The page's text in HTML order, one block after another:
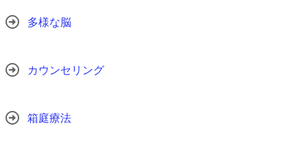
多様な脳
カウンセリング
箱庭療法